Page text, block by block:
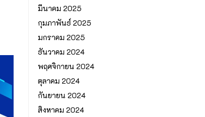
มีนาคม 2025
กุมภาพันธ์ 2025
มกราคม 2025
ธันวาคม 2024
พฤศจิกายน 2024
ตุลาคม 2024
กันยายน 2024
สิงหาคม 2024